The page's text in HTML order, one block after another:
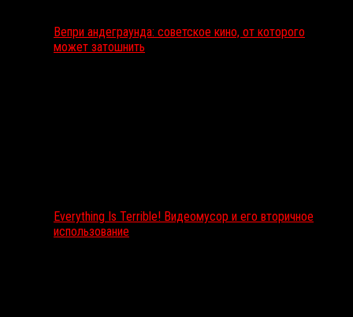
Вепри андеграунда: советское кино, от которого
может затошнить
Everything Is Terrible! Видеомусор и его вторичное
использование